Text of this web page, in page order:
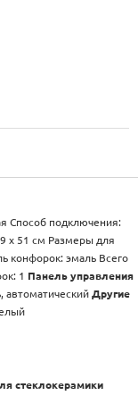
Способ подключения:
конфорок: эмаль Всего
1 Панель управления
автоматический Другие
стеклокерамики